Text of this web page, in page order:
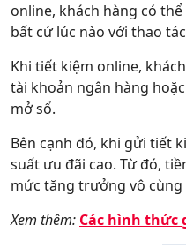
online, khách hàng có
bất cứ lúc nào với thao
Khi tiết kiệm online,
tài khoản ngân hàng
mở sổ.
Bên cạnh đó, khi gửi tiết
suất ưu đãi cao. Từ đó,
mức tăng trưởng vô cùng
Xem thêm: Các hình thức